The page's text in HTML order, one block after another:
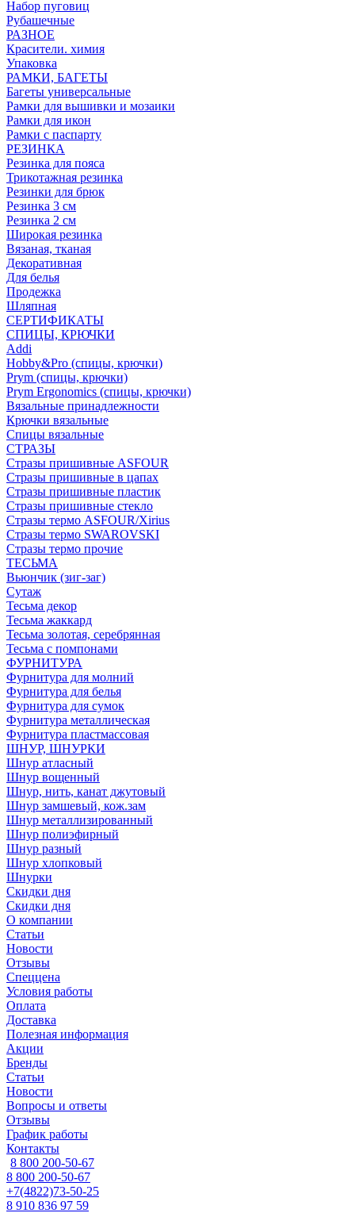
Набор пуговиц
Рубашечные
РАЗНОЕ
Красители. химия
Упаковка
РАМКИ, БАГЕТЫ
Багеты универсальные
Рамки для вышивки и мозаики
Рамки для икон
Рамки с паспарту
РЕЗИНКА
Резинка для пояса
Трикотажная резинка
Резинки для брюк
Резинка 3 см
Резинка 2 см
Широкая резинка
Вязаная, тканая
Декоративная
Для белья
Продежка
Шляпная
СЕРТИФИКАТЫ
СПИЦЫ, КРЮЧКИ
Addi
Hobby&Pro (спицы, крючки)
Prym (спицы, крючки)
Prym Ergonomics (спицы, крючки)
Вязальные принадлежности
Крючки вязальные
Спицы вязальные
СТРАЗЫ
Стразы пришивные ASFOUR
Стразы пришивные в цапах
Стразы пришивные пластик
Стразы пришивные стекло
Стразы термо ASFOUR/Xirius
Стразы термо SWAROVSKI
Стразы термо прочие
ТЕСЬМА
Вьюнчик (зиг-заг)
Сутаж
Тесьма декор
Тесьма жаккард
Тесьма золотая, серебрянная
Тесьма с помпонами
ФУРНИТУРА
Фурнитура для молний
Фурнитура для белья
Фурнитура для сумок
Фурнитура металлическая
Фурнитура пластмассовая
ШНУР, ШНУРКИ
Шнур атласный
Шнур вощенный
Шнур, нить, канат джутовый
Шнур замшевый, кож.зам
Шнур металлизированный
Шнур полиэфирный
Шнур разный
Шнур хлопковый
Шнурки
Скидки дня
Скидки дня
О компании
Статьи
Новости
Отзывы
Спеццена
Условия работы
Оплата
Доставка
Полезная информация
Акции
Бренды
Статьи
Новости
Вопросы и ответы
Отзывы
График работы
Контакты
8 800 200-50-67
8 800 200-50-67
+7(4822)73-50-25
8 910 836 97 59